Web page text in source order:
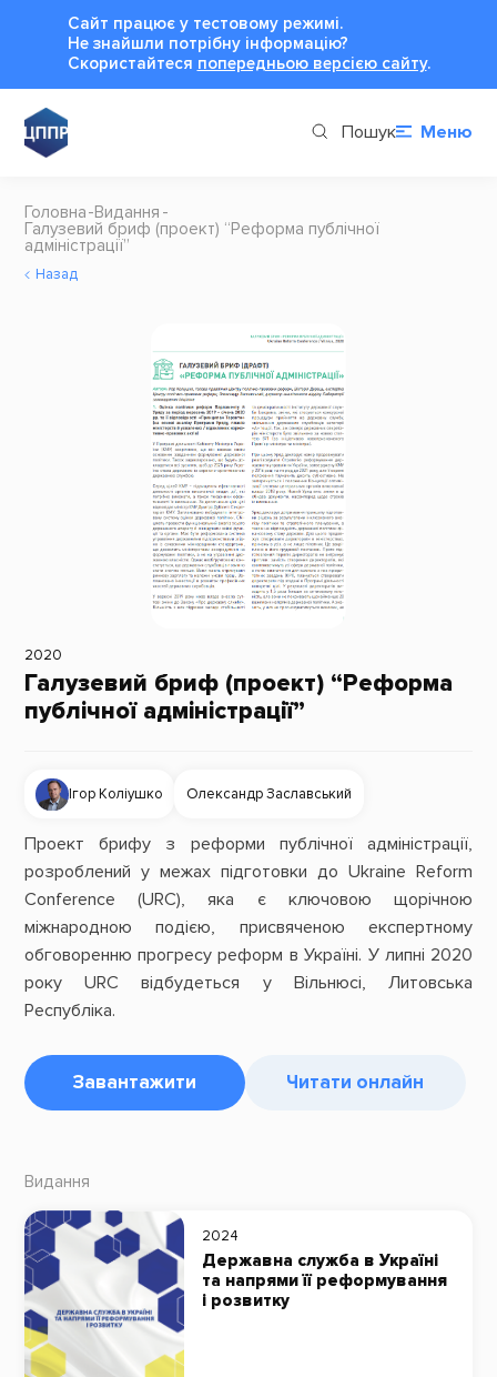
Сайт працює у тестовому режимі.
Не знайшли потрібну інформацію?
Cкористайтеся попередньою версією сайту.
Пошук Меню
Головна Видання
Галузевий бриф (проект) “Реформа публічної
адміністрації”
Назад
2020
Галузевий бриф (проект) “Реформа
публічної адміністрації”
Ігор Коліушко Олександр Заславський
Проект брифу з реформи публічної адміністрації,
розроблений у межах підготовки до Ukraine Reform
Conference (URC), яка є ключовою щорічною
міжнародною подією, присвяченою експертному
обговоренню прогресу реформ в Україні. У липні 2020
року URC відбудеться у Вільнюсі, Литовська
Республіка.
Завантажити Читати онлайн
Видання
2024
Державна служба в Україні
та напрями її реформування
і розвитку